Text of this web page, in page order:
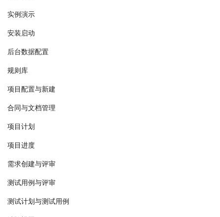
实例演示
安装启动
后台数据配置
规则库
项目配置与新建
合同与文档管理
项目计划
项目进度
需求创建与评审
测试用例与评审
测试计划与测试用例